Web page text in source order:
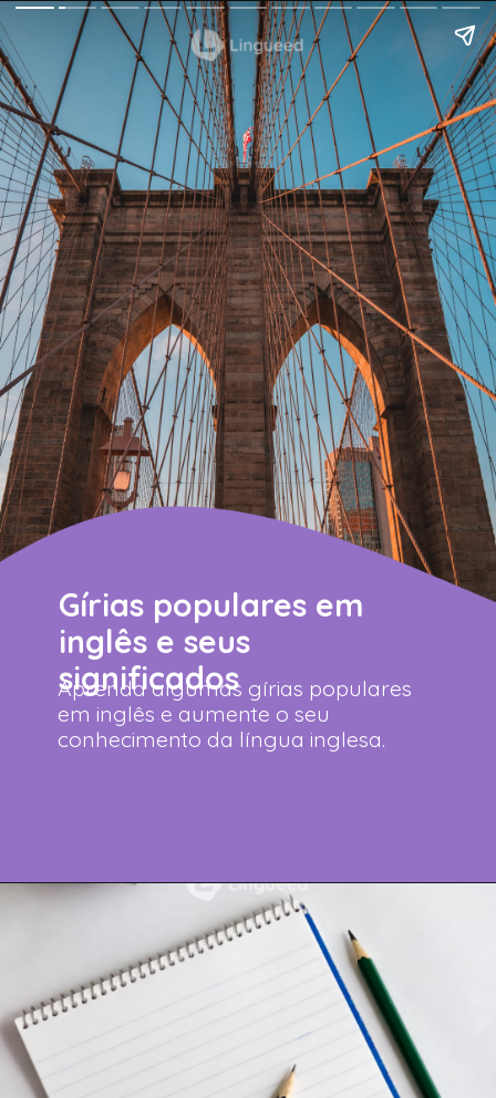
Aprenda algumas gírias populares
em inglês e aumente o seu
conhecimento da língua inglesa.
Gírias populares em
inglês e seus
significados